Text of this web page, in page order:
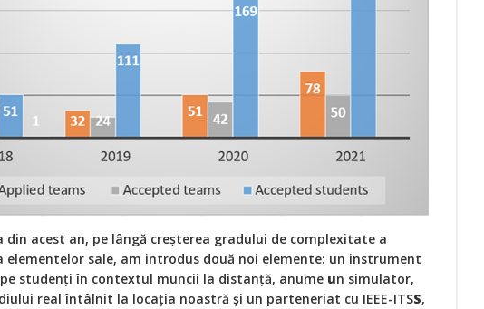
din acest an, pe lângă creșterea gradului de complexitate a
elementelor sale, am introdus două noi elemente: un instrument
studenți în contextul muncii la distanță, anume un simulator,
real întâlnit la locația noastră și un parteneriat cu IEEE-ITSS,